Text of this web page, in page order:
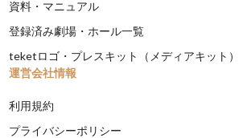
資料・マニュアル
登録済み劇場・ホール一覧
teketロゴ・プレスキット（メディアキット）
運営会社情報
利用規約
プライバシーポリシー